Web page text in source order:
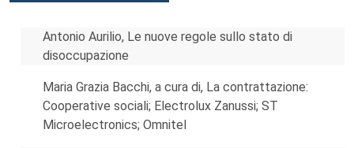
Antonio Aurilio, Le nuove regole sullo stato di
disoccupazione
Maria Grazia Bacchi, a cura di, La contrattazione:
Cooperative sociali; Electrolux Zanussi; ST
Microelectronics; Omnitel